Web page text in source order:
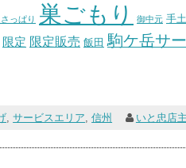
っぱり 巣ごもり 御中元 手
限定 限定販売 飯田 駒ケ岳サ
,サービスエリア,信州 いと忠店